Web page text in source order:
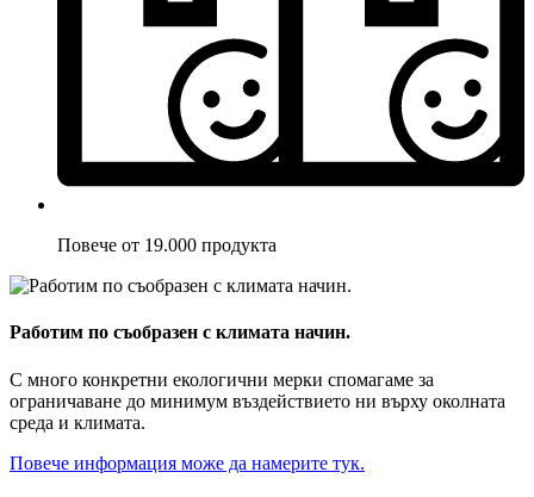
Повече от 19.000 продукта
Работим по съобразен с климата начин.
С много конкретни екологични мерки спомагаме за
ограничаване до минимум въздействието ни върху околната
среда и климата.
Повече информация може да намерите тук.